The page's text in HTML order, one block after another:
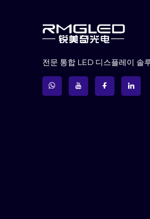
전문 통합 LED 디스플레이 솔